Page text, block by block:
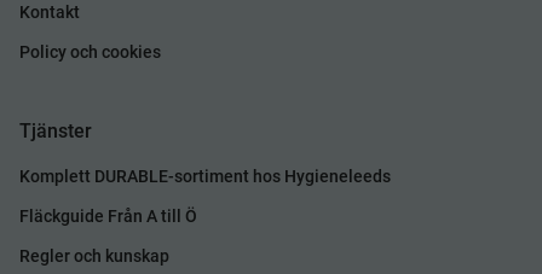
Kontakt
Policy och cookies
Tjänster
Komplett DURABLE-sortiment hos Hygieneleeds
Fläckguide Från A till Ö
Regler och kunskap